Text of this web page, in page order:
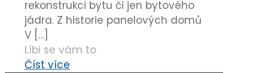
rekonstrukci bytu či jen bytového
jádra. Z historie panelových domů
V […]
Líbi se vám to
Číst více